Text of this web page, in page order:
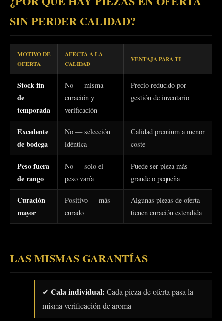
SIN PERDER CALIDAD?
MOTIVO DE
OFERTA
AFECTA A LA
CALIDAD
VENTAJA PARA TI
Stock fin
de
temporada
No — misma
curación y
verificación
Precio reducido por
gestión de inventario
Excedente
de bodega
No — selección
idéntica
Calidad premium a menor
coste
Peso fuera
de rango
No — solo el
peso varía
Puede ser pieza más
grande o pequeña
Curación
mayor
Positivo — más
curado
Algunas piezas de oferta
tienen curación extendida
LAS MISMAS GARANTÍAS
✔ Cala individual: Cada pieza de oferta pasa la
misma verificación de aroma